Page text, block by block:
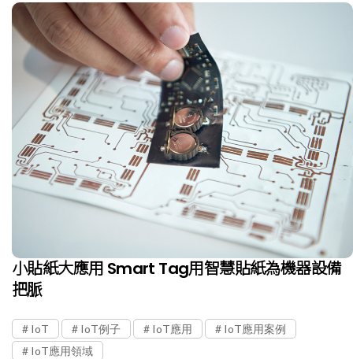
小貼紙大應用 Smart Tag用智慧貼紙為機器設備
把脈
IoT IoT例子 IoT應用
IoT應用案例
IoT應用領域